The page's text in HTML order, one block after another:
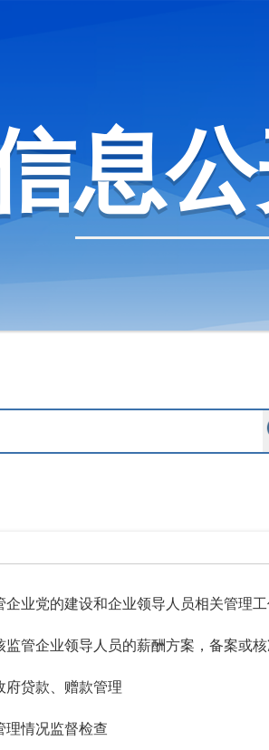
息
业党的建设和企业领导人员相关管理
府贷款、赠款管理
理情况监督检查